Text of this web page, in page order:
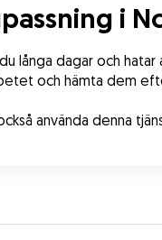
i
långa dagar och hatar
och hämta dem
använda denna